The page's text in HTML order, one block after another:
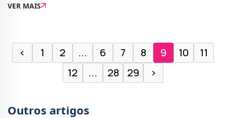
altamente pedidas pela comunidade, nomeadament
VER MAIS
‹ 1 2 ... 6 7 8 9 10
11
12
... 28 29 ›
Outros artigos